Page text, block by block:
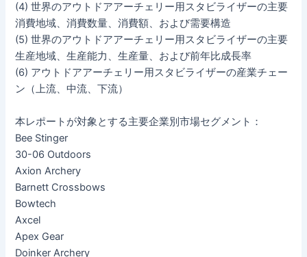
(4) 世界のアウトドアアーチェリー用スタビライザーの主要
消費地域、消費数量、消費額、および需要構造
(5) 世界のアウトドアアーチェリー用スタビライザーの主要
生産地域、生産能力、生産量、および前年比成長率
(6) アウトドアアーチェリー用スタビライザーの産業チェー
ン（上流、中流、下流）
本レポートが対象とする主要企業別市場セグメント：
Bee Stinger
30-06 Outdoors
Axion Archery
Barnett Crossbows
Bowtech
Axcel
Apex Gear
Doinker Archery